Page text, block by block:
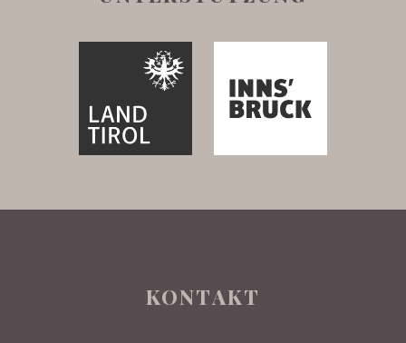
KONTAKT